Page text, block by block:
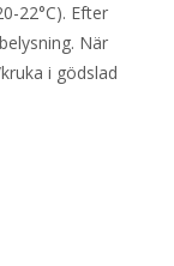
22°C). Efter
När
i gödslad